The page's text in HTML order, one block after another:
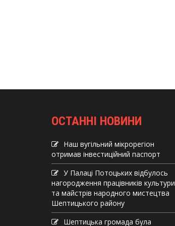
ОСТАННІ НОВИНИ
Наш вугільний мікрорегіон
отримав інвеcтиційний паспорт
У Палаці Потоцьких відбулось
нагородження працівників культури
та майстрів народного мистецтва
Шептицького району
Шептицька громада була